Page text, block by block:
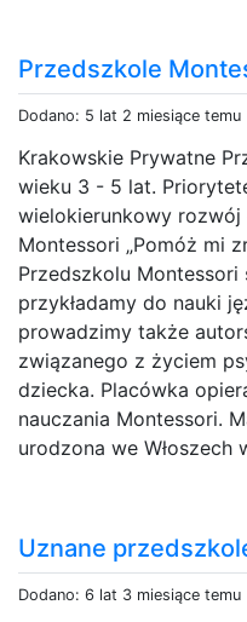
Przedszkole
Dodano: 5 lat 2 miesiące temu
Krakowskie Prywatne
wieku 3 - 5 lat.
wielokierunkowy rozwój
Montessori „Pomóż mi
Przedszkolu
przykładamy do nauki
prowadzimy także
związanego z życiem
dziecka. Placówka
nauczania Montessori.
urodzona we Włoszech
Uznane
Dodano: 6 lat 3 miesiące temu